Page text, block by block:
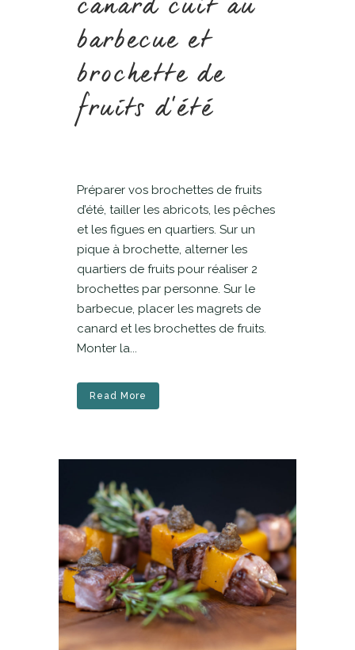
barbecue et
brochette de
fruits d’été
Préparer vos brochettes de fruits
d’été, tailler les abricots, les pêches
et les figues en quartiers. Sur un
pique à brochette, alterner les
quartiers de fruits pour réaliser 2
brochettes par personne. Sur le
barbecue, placer les magrets de
canard et les brochettes de fruits.
Monter la...
Read More